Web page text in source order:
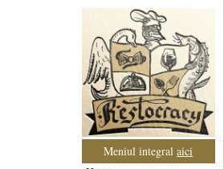
Meniul integralaici